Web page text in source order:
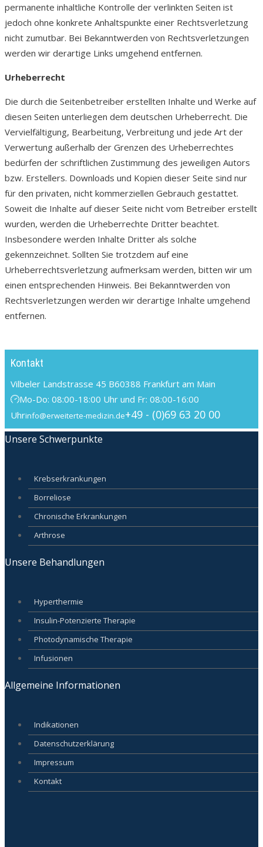
permanente inhaltliche Kontrolle der verlinkten Seiten ist
jedoch ohne konkrete Anhaltspunkte einer Rechtsverletzung
nicht zumutbar. Bei Bekanntwerden von Rechtsverletzungen
werden wir derartige Links umgehend entfernen.
Urheberrecht
Die durch die Seitenbetreiber erstellten Inhalte und Werke auf
diesen Seiten unterliegen dem deutschen Urheberrecht. Die
Vervielfältigung, Bearbeitung, Verbreitung und jede Art der
Verwertung außerhalb der Grenzen des Urheberrechtes
bedürfen der schriftlichen Zustimmung des jeweiligen Autors
bzw. Erstellers. Downloads und Kopien dieser Seite sind nur
für den privaten, nicht kommerziellen Gebrauch gestattet.
Soweit die Inhalte auf dieser Seite nicht vom Betreiber erstellt
wurden, werden die Urheberrechte Dritter beachtet.
Insbesondere werden Inhalte Dritter als solche
gekennzeichnet. Sollten Sie trotzdem auf eine
Urheberrechtsverletzung aufmerksam werden, bitten wir um
einen entsprechenden Hinweis. Bei Bekanntwerden von
Rechtsverletzungen werden wir derartige Inhalte umgehend
entfernen.
Kontakt
Vilbeler Landstrasse 45 B60388 Frankfurt am Main
Mo-Do: 08:00-18:00 Uhr und Fr: 08:00-16:00
Uhrinfo@erweiterte-medizin.de+49 - (0)69 63 20 00
Unsere Schwerpunkte
Krebserkrankungen
Borreliose
Chronische Erkrankungen
Arthrose
Unsere Behandlungen
Hyperthermie
Insulin-Potenzierte Therapie
Photodynamische Therapie
Infusionen
Allgemeine Informationen
Indikationen
Datenschutzerklärung
Impressum
Kontakt